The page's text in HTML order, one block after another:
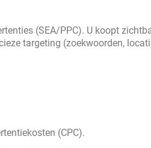
(SEA/PPC). U koopt
targeting (zoekwoorden,
(CPC).